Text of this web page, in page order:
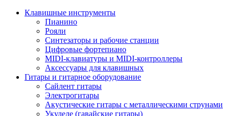
Клавишные инструменты
Пианино
Рояли
Синтезаторы и рабочие станции
Цифровые фортепиано
MIDI-клавиатуры и MIDI-контроллеры
Аксессуары для клавишных
Гитары и гитарное оборудование
Сайлент гитары
Электрогитары
Акустические гитары с металлическими струнами
Укулеле (гавайские гитары)